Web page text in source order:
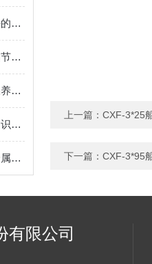
船用控制电力软电缆具有良好的电气性能
带远传双金属温度计的操作细节讲解
带远传双金属温度计的维护保养需要从多个方面入手
轴向型双金属温度计的这些知识点是你所要了解的
操作需谨慎！防爆电接点双金属温度计操作时需要注意这些
上一篇： CXF-3*25
下一篇： CXF-3*95
有限公司